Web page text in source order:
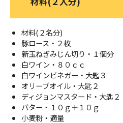
材料(２名分)
豚ロース・２枚
新玉ねぎみじん切り・１個分
白ワイン・８０ｃｃ
白ワインビネガー・大匙３
オリーブオイル・大匙２
ディジョンマスタード・大匙２
バター・１０ｇ＋１０ｇ
小麦粉・適量